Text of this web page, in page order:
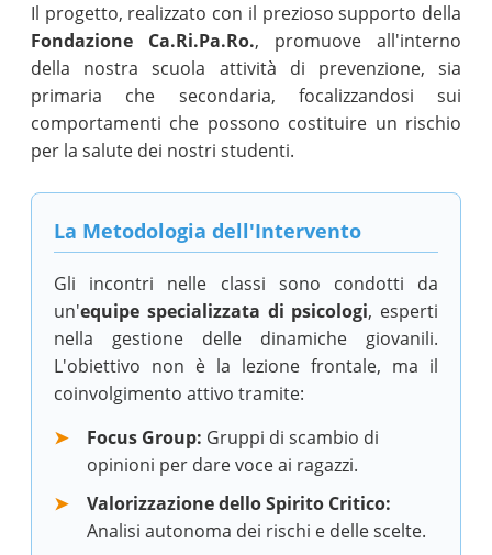
Il progetto, realizzato con il prezioso supporto della
Fondazione Ca.Ri.Pa.Ro., promuove all'interno
della nostra scuola attività di prevenzione, sia
primaria che secondaria, focalizzandosi sui
comportamenti che possono costituire un rischio
per la salute dei nostri studenti.
La Metodologia dell'Intervento
Gli incontri nelle classi sono condotti da
un'equipe specializzata di psicologi, esperti
nella gestione delle dinamiche giovanili.
L'obiettivo non è la lezione frontale, ma il
coinvolgimento attivo tramite:
Focus Group: Gruppi di scambio di
opinioni per dare voce ai ragazzi.
Valorizzazione dello Spirito Critico:
Analisi autonoma dei rischi e delle scelte.